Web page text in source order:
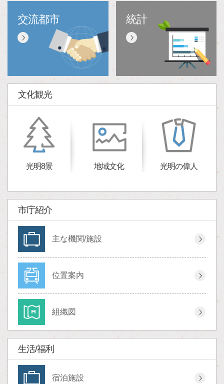
交流都市 統計
文化観光
光明8景 地域文化 光明の偉人
市庁紹介
主な機関/施設
位置案内
組織図
生活/福利
宿泊施設